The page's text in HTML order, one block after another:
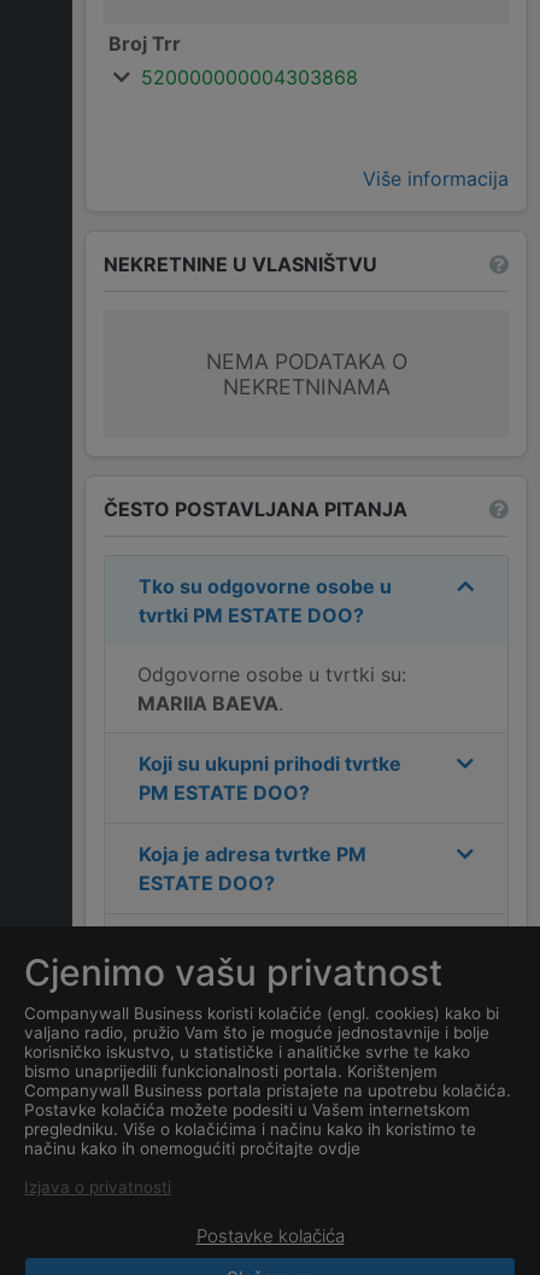
Broj Trr
520000000004303868
Više informacija
NEKRETNINE U VLASNIŠTVU
NEMA PODATAKA O
NEKRETNINAMA
ČESTO POSTAVLJANA PITANJA
Tko su odgovorne osobe u
tvrtki PM ESTATE DOO?
Odgovorne osobe u tvrtki su:
MARIIA BAEVA.
Koji su ukupni prihodi tvrtke
PM ESTATE DOO?
Koja je adresa tvrtke PM
ESTATE DOO?
ESTATE DOO ?
Koliko ima zaposlenih
kompanijaPM ESTATE DOO?
Koji je datum osnivanja
tvrtkePM ESTATE DOO
Cjenimo vašu privatnost
Companywall Business koristi kolačiće (engl. cookies) kako bi
valjano radio, pružio Vam što je moguće jednostavnije i bolje
korisničko iskustvo, u statističke i analitičke svrhe te kako
bismo unaprijedili funkcionalnosti portala. Korištenjem
Companywall Business portala pristajete na upotrebu kolačića.
Postavke kolačića možete podesiti u Vašem internetskom
pregledniku. Više o kolačićima i načinu kako ih koristimo te
načinu kako ih onemogućiti pročitajte ovdje
Izjava o privatnosti
Postavke kolačića